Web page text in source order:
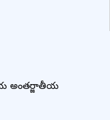
అంతర్జాతీయ